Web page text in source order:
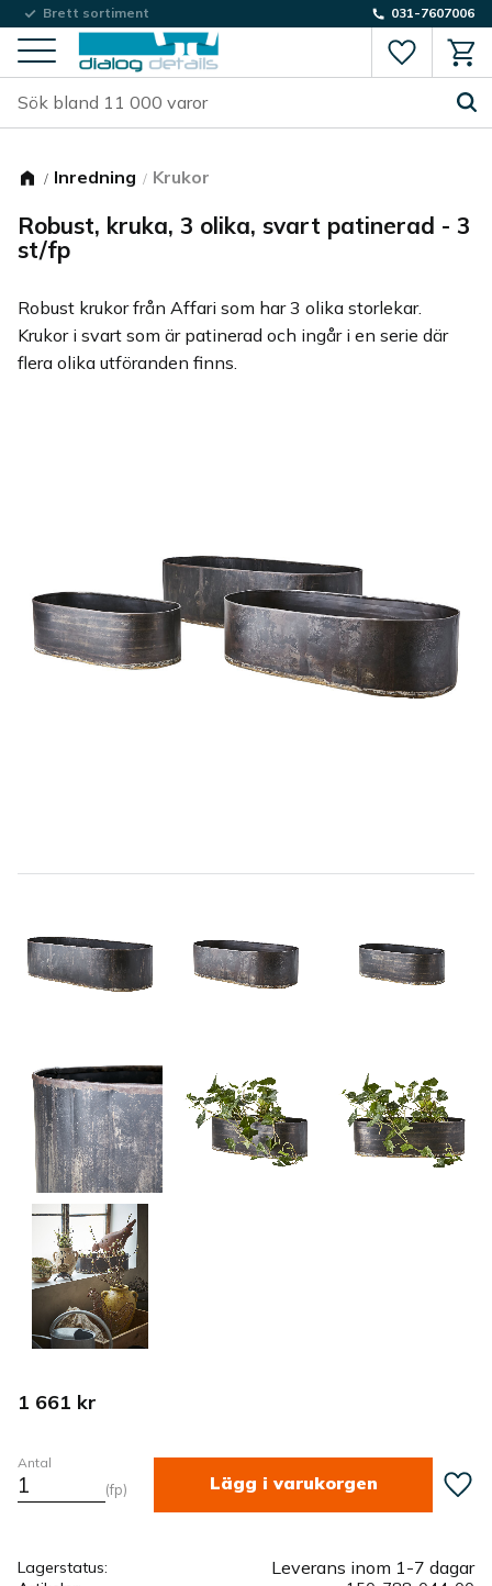
Meny
Brett sortiment
Låg fraktkostnad 031-7607006
Inredning Krukor
Robust, kruka, 3 olika, svart patinerad - 3
st/fp
Robust krukor från Affari som har 3 olika storlekar.
Krukor i svart som är patinerad och ingår i en serie där
flera olika utföranden finns.
1 661 kr
Antal
fp Lägg
Lagerstatus Leverans inom 1-7 dagar